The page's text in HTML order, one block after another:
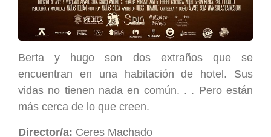
Berta y hugo son dos extraños que se
encuentran en una habitación de hotel. Sus
vidas no tienen nada en común. . . Pero están
más cerca de lo que creen.
Director/a: Ceres Machado